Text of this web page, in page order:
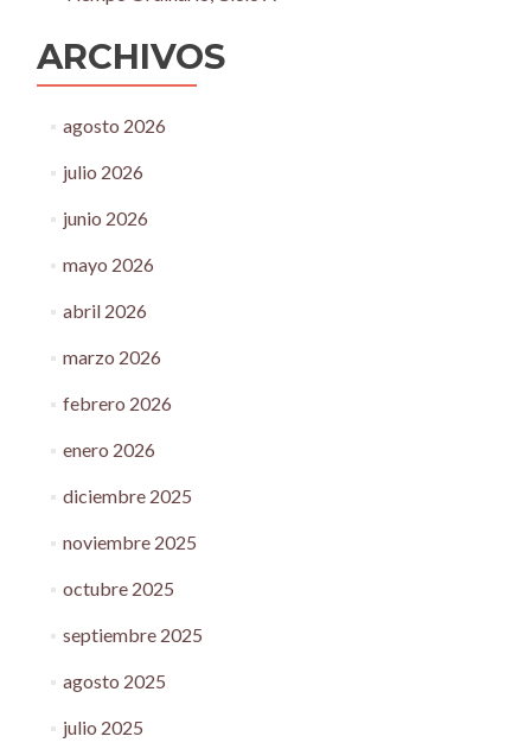
ARCHIVOS
agosto 2026
julio 2026
junio 2026
mayo 2026
abril 2026
marzo 2026
febrero 2026
enero 2026
diciembre 2025
noviembre 2025
octubre 2025
septiembre 2025
agosto 2025
julio 2025